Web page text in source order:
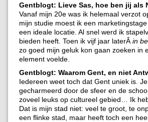
Gentblogt: Lieve Sas, hoe ben jij als
Vanaf mijn 20e was ik helemaal verzot
mijn studie moest ik een
een ideale locatie. Al snel werd ik
bieden heeft. Toen ik vijf jaar laterÂ in
zo goed mijn geluk kon gaan zoeken in
element voelde.
Gentblogt: Waarom Gent, en niet
Iedereen weet toch dat Gent uniek is.
gecharmeerd door de sfeer en de
zoveel leuks op cultureel gebied… Ik
Dat is mijn stad niet: veel te groot, te
een flinke stad, maar heeft toch een